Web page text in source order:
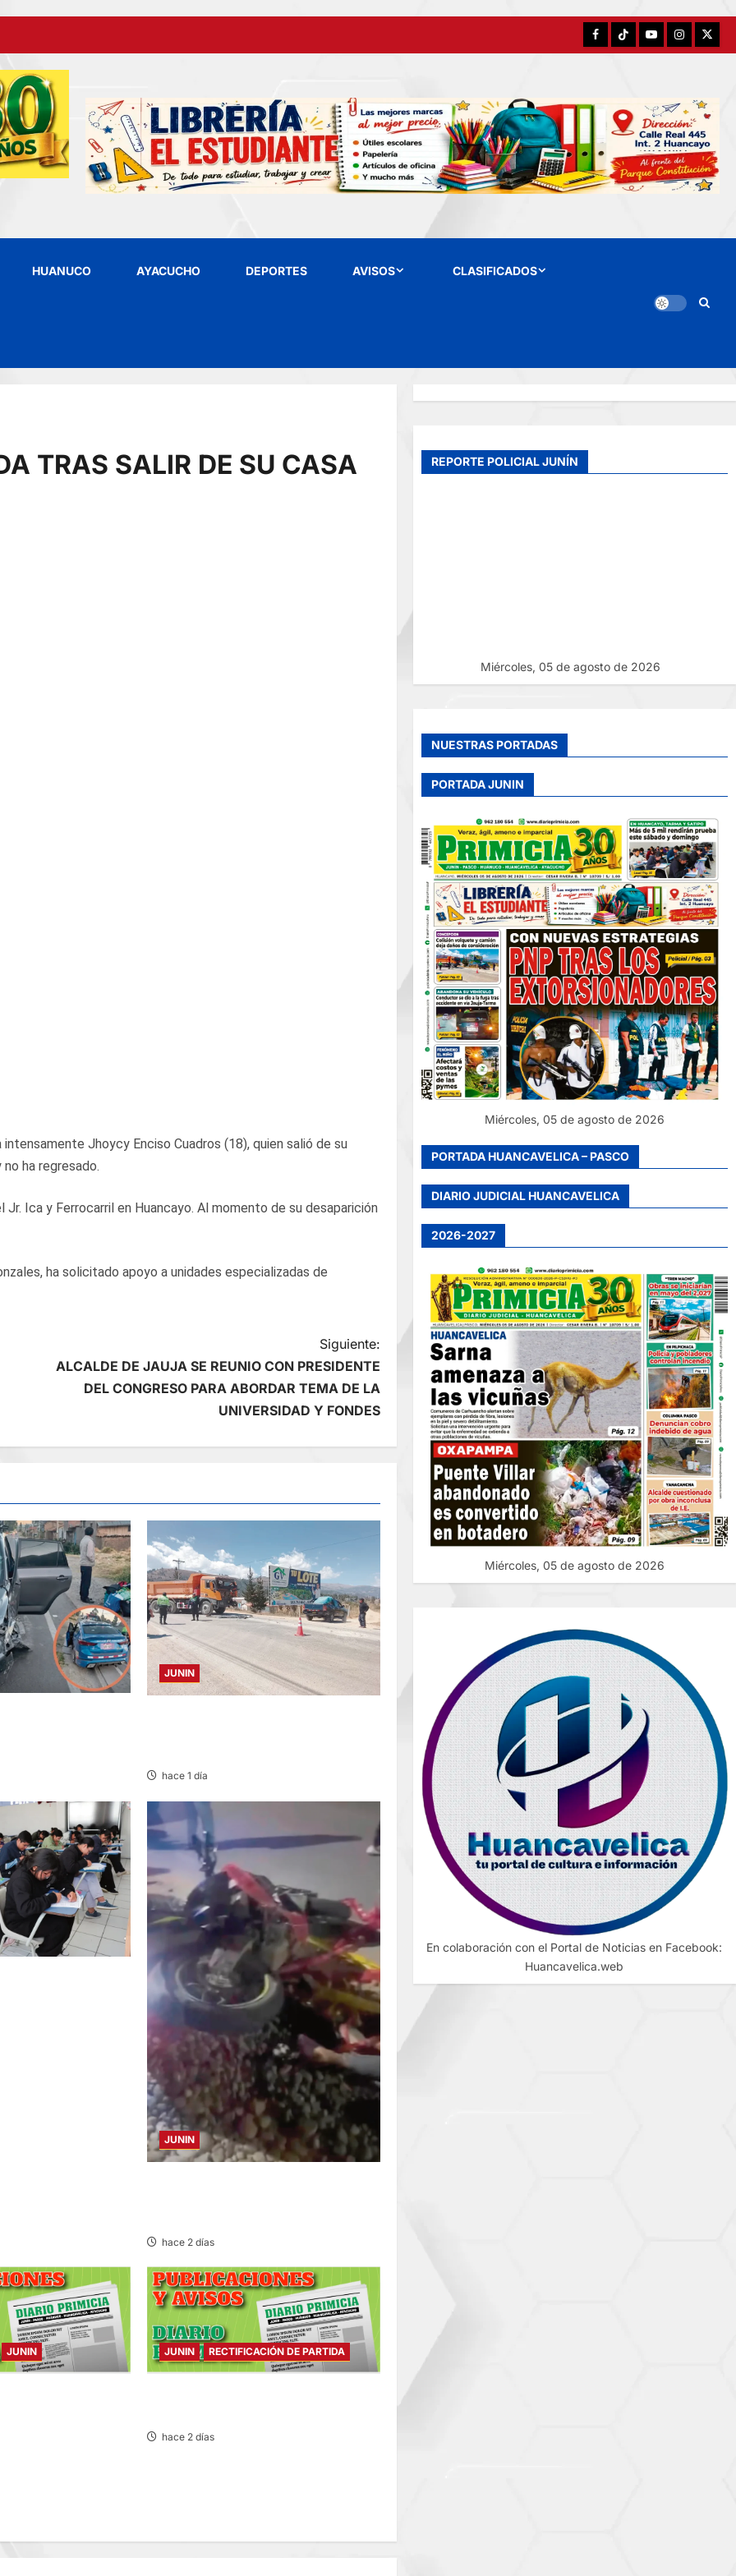
FacebookTikTokYouTubeInstagram
X
HUANUCO AYACUCHO DEPORTES AVISOS CLASIFICADOS
TRAS SALIR DE SU CASA
Jhoycy Enciso Cuadros (18), quien salió de su
ha regresado.
Ica y Ferrocarril en Huancayo. Al momento de su desaparición
ha solicitado apoyo a unidades especializadas de
Siguiente:
ALCALDE DE JAUJA SE REUNIO CON PRESIDENTE
DEL CONGRESO PARA ABORDAR TEMA DE LA
UNIVERSIDAD Y FONDES
JUNIN
hace 1 día
JUNIN
hace 2 días
JUNIN JUNIN RECTIFICACIÓN DE PARTIDA
hace 2 días
REPORTE POLICIAL JUNÍN
Miércoles, 05 de agosto de 2026
NUESTRAS PORTADAS
PORTADA JUNIN
Miércoles, 05 de agosto de 2026
PORTADA HUANCAVELICA – PASCO
DIARIO JUDICIAL HUANCAVELICA
2026-2027
Miércoles, 05 de agosto de 2026
En colaboración con el Portal de Noticias en Facebook:
Huancavelica.web